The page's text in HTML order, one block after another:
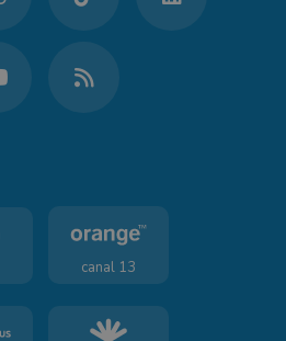
canal 13